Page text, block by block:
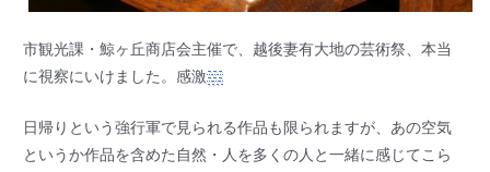
市観光課・鯨ヶ丘商店会主催で、越後妻有大地の芸術祭、本当
に視察にいけました。感激
日帰りという強行軍で見られる作品も限られますが、あの空気
というか作品を含めた自然・人を多くの人と一緒に感じてこら